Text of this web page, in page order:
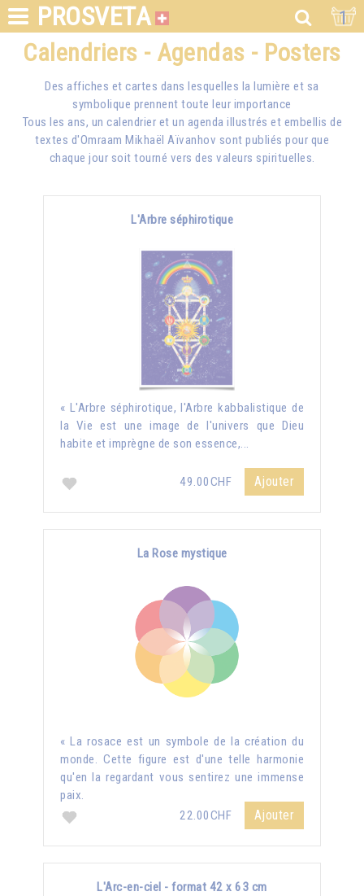
PROSVETA 1
Calendriers - Agendas - Posters
Des affiches et cartes dans lesquelles la lumière et sa
symbolique prennent toute leur importance
Tous les ans, un calendrier et un agenda illustrés et embellis de
textes d'Omraam Mikhaël Aïvanhov sont publiés pour que
chaque jour soit tourné vers des valeurs spirituelles.
L'Arbre séphirotique
« L'Arbre séphirotique, l'Arbre kabbalistique de
la Vie est une image de l'univers que Dieu
habite et imprègne de son essence,...
49.00CHF Ajouter
La Rose mystique
« La rosace est un symbole de la création du
monde. Cette figure est d'une telle harmonie
qu'en la regardant vous sentirez une immense
paix.
22.00CHF
Ajouter
L'Arc-en-ciel - format 42 x 63 cm